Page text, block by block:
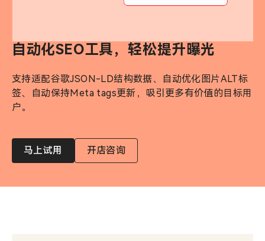
自动化SEO工具，轻松提升曝光
支持适配谷歌JSON-LD结构数据、自动优化图片ALT标
签、自动保持Meta tags更新，吸引更多有价值的目标用
户。
马上试用 开店咨询